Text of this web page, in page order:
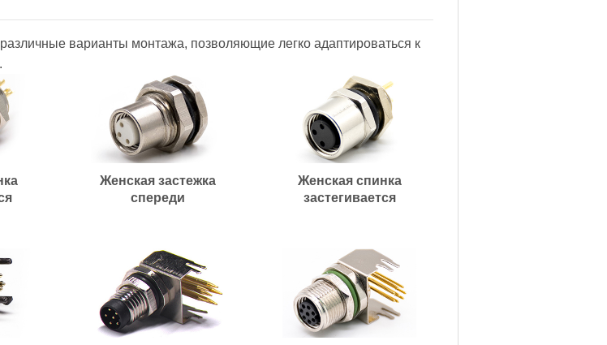
варианты монтажа, позволяющие легко адаптироваться к
Женская застежка
спереди
Женская спинка
застегивается